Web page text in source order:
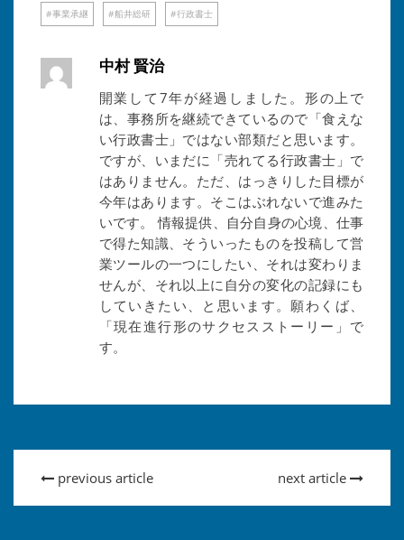
事業承継 船井総研 行政書士
中村 賢治
開業して7年が経過しました。形の上で
は、事務所を継続できているので「食えな
い行政書士」ではない部類だと思います。
ですが、いまだに「売れてる行政書士」で
はありません。ただ、はっきりした目標が
今年はあります。そこはぶれないで進みた
いです。 情報提供、自分自身の心境、仕事
で得た知識、そういったものを投稿して営
業ツールの一つにしたい、それは変わりま
せんが、それ以上に自分の変化の記録にも
していきたい、と思います。願わくば、
「現在進行形のサクセスストーリー」で
す。
previous article next article